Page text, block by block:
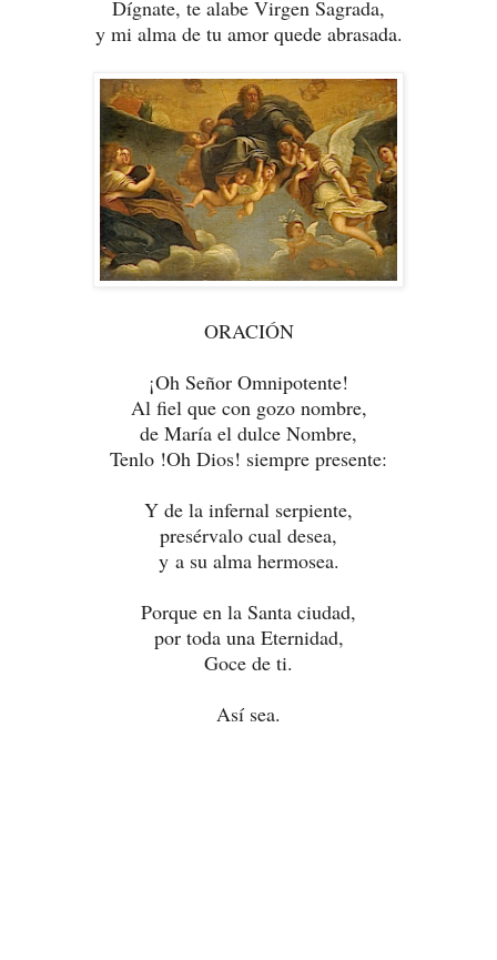
Dígnate, te alabe Virgen Sagrada,
y mi alma de tu amor quede abrasada.
ORACIÓN
¡Oh Señor Omnipotente!
Al fiel que con gozo nombre,
de María el dulce Nombre,
Tenlo !Oh Dios! siempre presente:
Y de la infernal serpiente,
presérvalo cual desea,
y a su alma hermosea.
Porque en la Santa ciudad,
por toda una Eternidad,
Goce de ti.
Así sea.